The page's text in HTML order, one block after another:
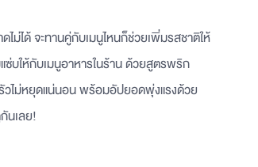
ไม่ได้ จะทานคู่กับเมนูไหนก็ช่วยเพิ่มรสชาติให้
บให้กับเมนูอาหารในร้าน ด้วยสูตรพริก
วไม่หยุดแน่นอน พร้อมอัปยอดพุ่งแรงด้วย
นเลย!